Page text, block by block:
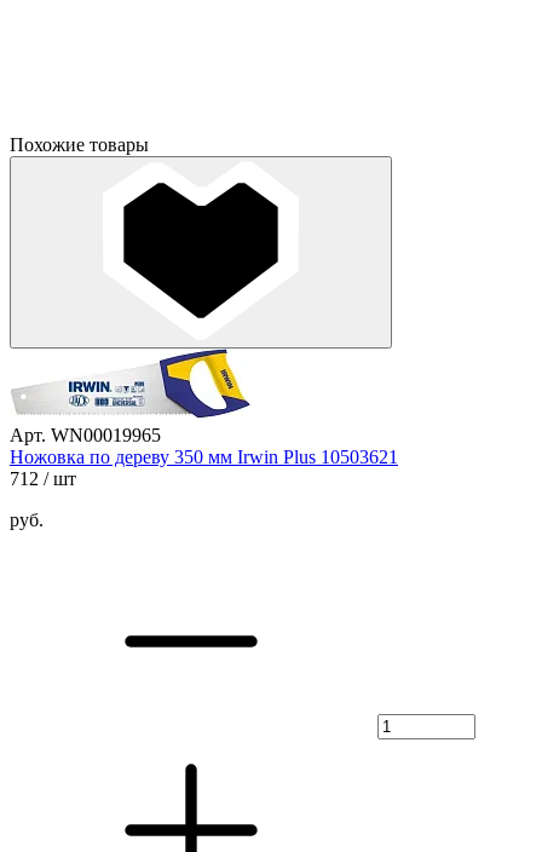
Похожие товары
Арт. WN00019965
Ножовка по дереву 350 мм Irwin Plus 10503621
712 / шт
руб.